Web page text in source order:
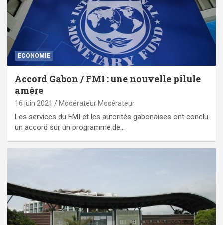
ECONOMIE
Accord Gabon / FMI : une nouvelle pilule
amère
16 juin 2021 Modérateur Modérateur
Les services du FMI et les autorités gabonaises ont conclu
un accord sur un programme de…